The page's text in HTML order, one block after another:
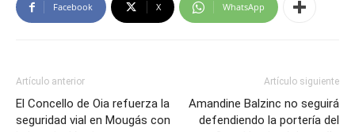
Facebook X WhatsApp
Artículo anterior
El Concello de Oia refuerza la
seguridad vial en Mougás con
Artículo siguiente
Amandine Balzinc no seguirá
defendiendo la portería del